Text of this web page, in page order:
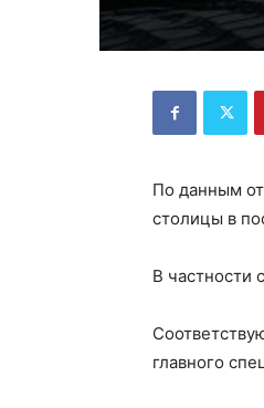
По данным
столицы в
В частности
главного